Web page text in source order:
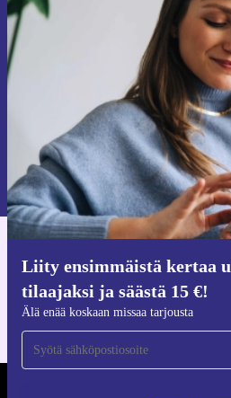
Liity ensimmäistä kertaa
tilaajaksi ja säästä 15 €!
Älä enää koskaan missaa tarjousta
Liity ensimmäistä
tilaajaksi ja
Älä missaa enää
Pyydä
Lisätietoja henkilötietojen käytöstä löydät
iOS:lle ja